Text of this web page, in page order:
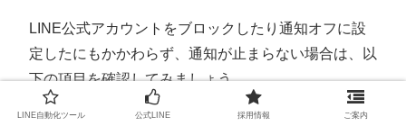
LINE公式アカウントをブロックしたり通知オフに設
定したにもかかわらず、通知が止まらない場合は、以
下の項目を確認してみましょう。
LINE自動化ツール 公式LINE 採用情報 ご案内